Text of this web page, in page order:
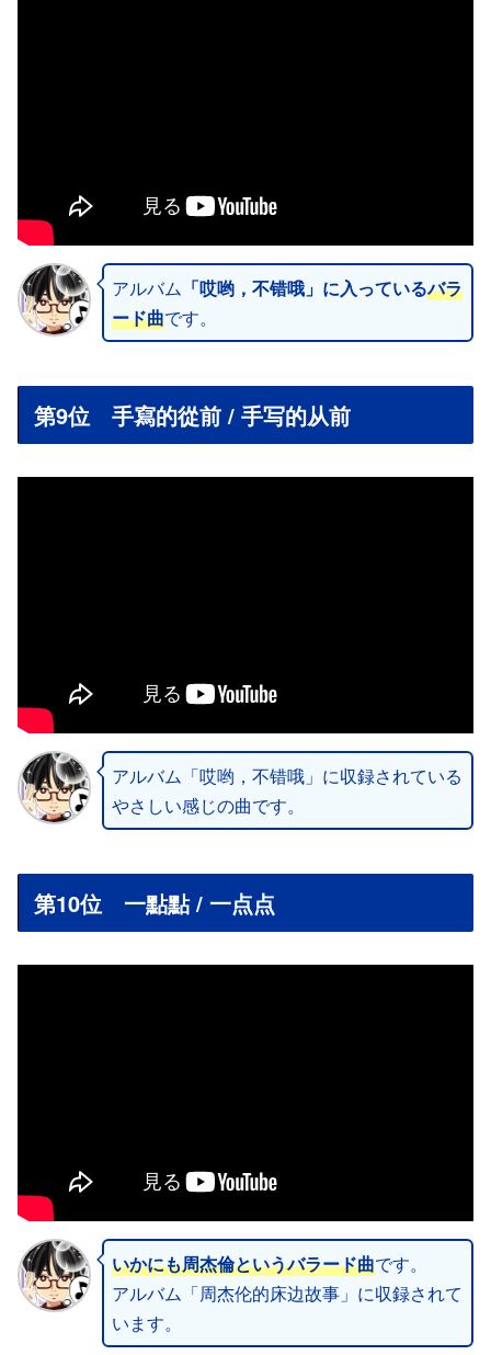
アルバム 「哎哟，不错哦」に入っているバラ
ード曲です。
第9位 手寫的從前 / 手写的从前
アルバム「哎哟，不错哦」に収録されている
やさしい感じの曲です。
第10位 一點點 / 一点点
いかにも周杰倫というバラード曲です。
アルバム「周杰伦的床边故事」に収録されて
います。